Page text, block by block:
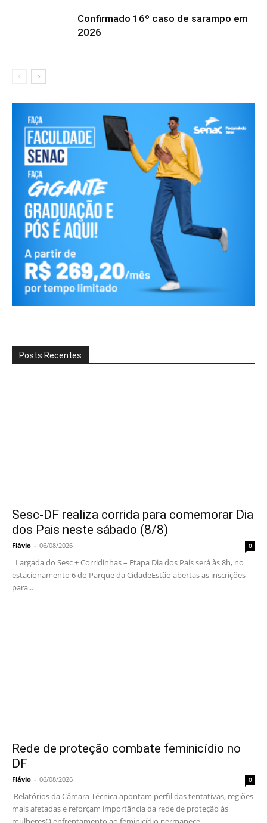
Confirmado 16º caso de sarampo em
2026
Posts Recentes
Sesc-DF realiza corrida para comemorar Dia
dos Pais neste sábado (8/8)
Flávio - 06/08/2026 0
Largada do Sesc + Corridinhas – Etapa Dia dos Pais será às 8h, no
estacionamento 6 do Parque da CidadeEstão abertas as inscrições
para...
Rede de proteção combate feminicídio no
DF
Flávio - 06/08/2026 0
Relatórios da Câmara Técnica apontam perfil das tentativas, regiões
mais afetadas e reforçam importância da rede de proteção às